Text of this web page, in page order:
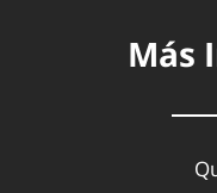
Más